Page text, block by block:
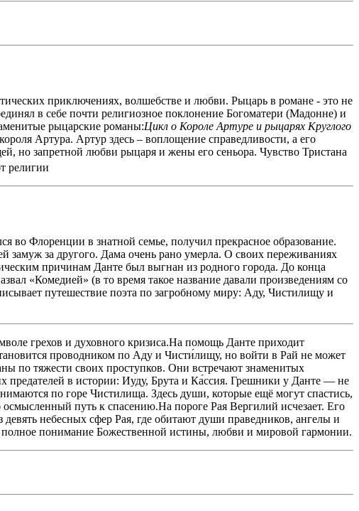
приключениях, волшебстве и любви. Рыцарь в романе - это не
в себе почти религиозное поклонение Богоматери (Мадонне) и
рыцарские романы:Цикл о Короле Артуре и рыцарях Круглого
Артура. Артур здесь – воплощение справедливости, а его
но запретной любви рыцаря и жены его сеньора. Чувство Тристана
религии
Флоренции в знатной семье, получил прекрасное образование.
за другого. Дама очень рано умерла. О своих пере­живаниях
причинам Данте был выгнан из родного города. До конца
«Коме­дией» (в то время такое название давали произведениям со
путешествие поэта по загробному миру: Аду, Чистилищу и
грехов и духовного кризиса.На помощь Данте приходит
проводником по Аду и Чисти́лищу, но войти в Рай не может
по тяжести своих проступков. Они встречают знаменитых
предателей в истории: Иуду, Брута и Ка́ссия. Грешники у Данте — не
по горе Чистилища. Здесь души, которые ещё могут спастись,
путь к спасению.На пороге Рая Вергилий исчезает. Его
небесных сфер Рая, где обитают души праведников, ангелы и
полное понимание Божественной истины, любви и мировой гармонии.